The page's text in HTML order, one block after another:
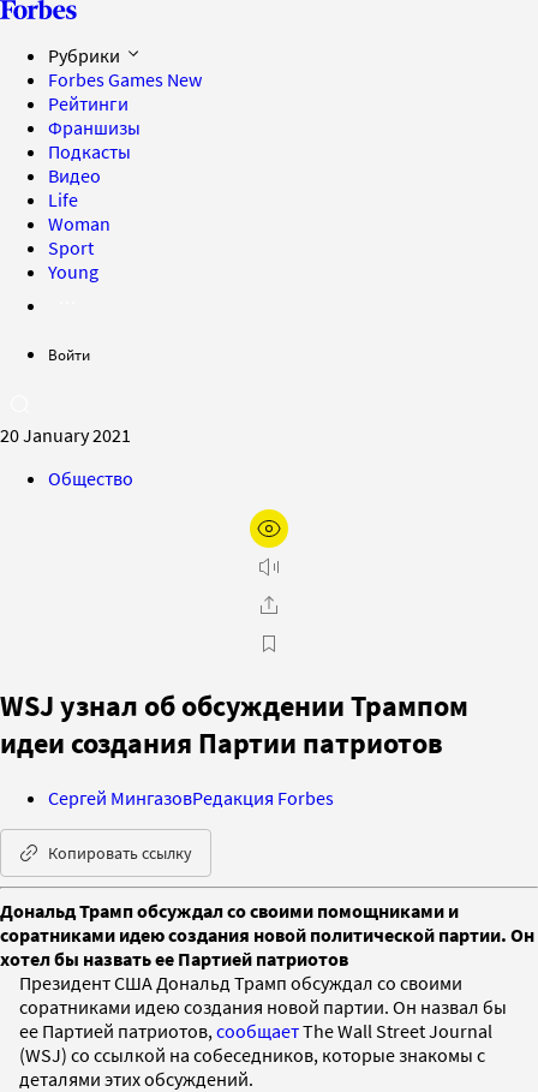
Рубрики
Forbes Games New
Рейтинги
Франшизы
Подкасты
Видео
Life
Woman
Sport
Young
Войти
20 January 2021
Общество
WSJ узнал об обсуждении Трампом
идеи создания Партии патриотов
Сергей МингазовРедакция Forbes
Копировать ссылку
Дональд Трамп обсуждал со своими помощниками и
соратниками идею создания новой политической партии. Он
хотел бы назвать ее Партией патриотов
Президент США Дональд Трамп обсуждал со своими
соратниками идею создания новой партии. Он назвал бы
ее Партией патриотов, сообщаетThe Wall Street Journal
(WSJ) со ссылкой на собеседников, которые знакомы с
деталями этих обсуждений.